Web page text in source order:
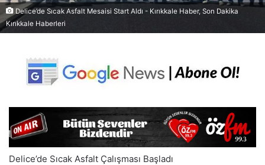
Delice’de Sıcak Asfalt Mesaisi Start Aldı - Kırıkkale Haber, Son Dakika
Kırıkkale Haberleri
Delice’de Sıcak Asfalt Çalışması Başladı